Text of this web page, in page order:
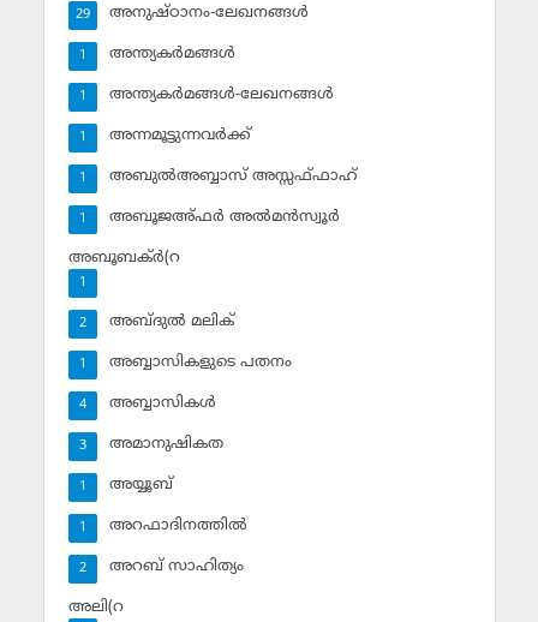
അനുഷ്ഠാനം-ലേഖനങ്ങള്‍
29
അന്ത്യകര്‍മങ്ങള്‍
1
അന്ത്യകര്‍മങ്ങള്‍-ലേഖനങ്ങള്‍
1
അന്നമൂട്ടുന്നവര്‍ക്ക്
1
അബുല്‍അബ്ബാസ് അസ്സഫ്ഫാഹ്‌
1
അബൂജഅ്ഫര്‍ അല്‍മന്‍സ്വൂര്‍
1
അബൂബക്ര്‍(റ
1
അബ്ദുല്‍ മലിക്‌
2
അബ്ബാസികളുടെ പതനം
1
അബ്ബാസികള്‍
4
അമാനുഷികത
3
അയ്യൂബ്‌
1
അറഫാദിനത്തില്‍
1
അറബ് സാഹിത്യം
2
അലി(റ